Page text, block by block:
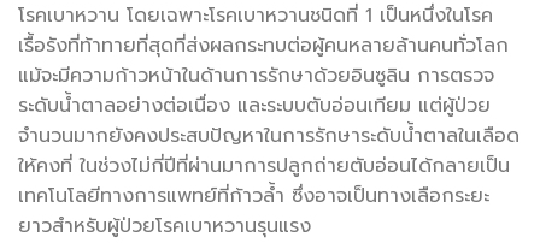
โรคเบาหวาน โดยเฉพาะโรคเบาหวานชนิดที่ 1 เป็นหนึ่งในโรค
เรื้อรังที่ท้าทายที่สุดที่ส่งผลกระทบต่อผู้คนหลายล้านคนทั่วโลก
แม้จะมีความก้าวหน้าในด้านการรักษาด้วยอินซูลิน การตรวจ
ระดับน้ำตาลอย่างต่อเนื่อง และระบบตับอ่อนเทียม แต่ผู้ป่วย
จำนวนมากยังคงประสบปัญหาในการรักษาระดับน้ำตาลในเลือด
ให้คงที่ ในช่วงไม่กี่ปีที่ผ่านมาการปลูกถ่ายตับอ่อนได้กลายเป็น
เทคโนโลยีทางการแพทย์ที่ก้าวล้ำ ซึ่งอาจเป็นทางเลือกระยะ
ยาวสำหรับผู้ป่วยโรคเบาหวานรุนแรง